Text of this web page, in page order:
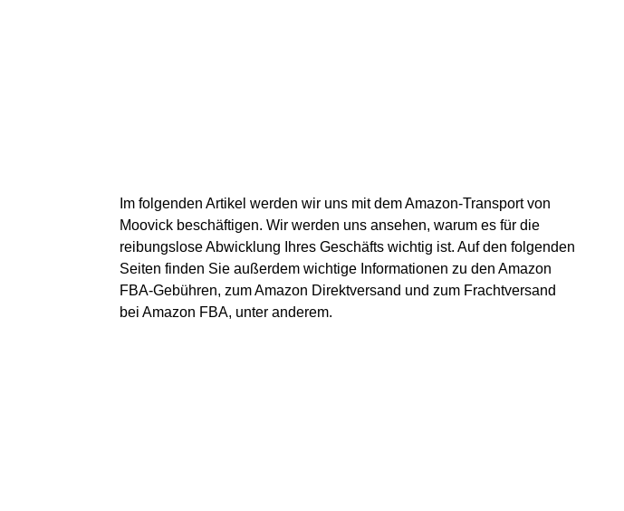
Im folgenden Artikel werden wir uns mit dem Amazon-Transport von
Moovick beschäftigen. Wir werden uns ansehen, warum es für die
reibungslose Abwicklung Ihres Geschäfts wichtig ist. Auf den folgenden
Seiten finden Sie außerdem wichtige Informationen zu den Amazon
FBA-Gebühren, zum Amazon Direktversand und zum Frachtversand
bei Amazon FBA, unter anderem.